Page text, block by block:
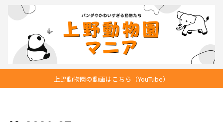
上野動物園の動画はこちら（YouTube）